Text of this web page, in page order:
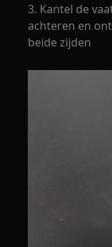
3. Kantel de
achteren en
beide zijden